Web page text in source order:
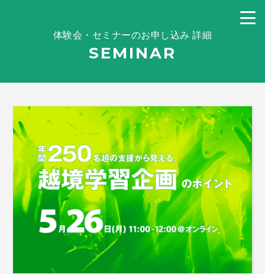
体験会・セミナーのお申し込み 詳細
SEMINAR